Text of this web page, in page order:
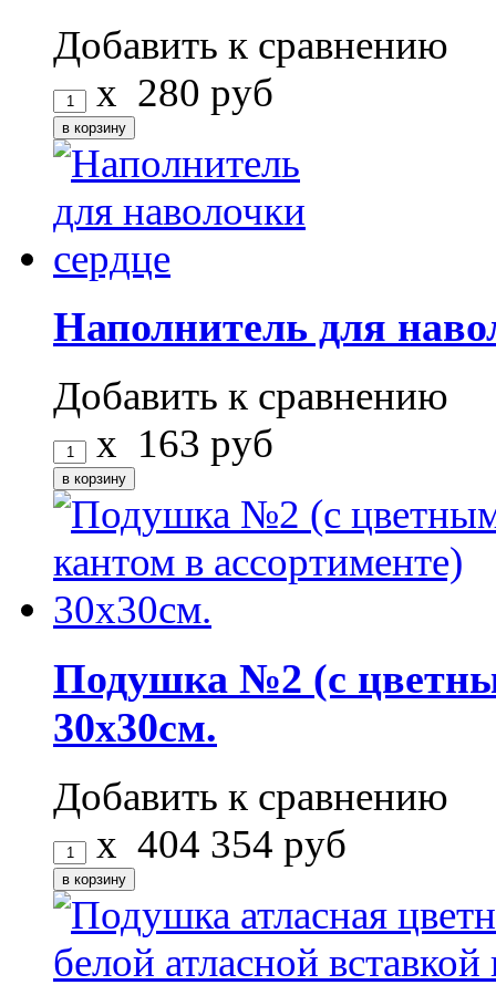
Добавить к сравнению
x 280 руб
Наполнитель для
Добавить к сравнению
x 163 руб
Подушка №2 (с
30х30см.
Добавить к сравнению
x 404 354 руб